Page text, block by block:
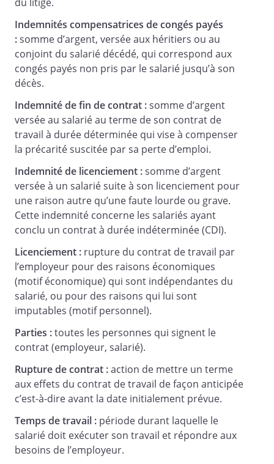
_________________________________
_________________________________
PJ Copie de l'acte de décès
Indemnités compensatrices de congés payés
:somme d’argent, versée aux héritiers ou au
conjoint du salarié décédé, qui correspond aux
congés payés non pris par le salarié jusqu’à son
décès.
Indemnité de fin de contrat :somme d’argent
versée au salarié au terme de son contrat de
travail à durée déterminée qui vise à compenser
la précarité suscitée par sa perte d’emploi.
Indemnité de licenciement :somme d’argent
versée à un salarié suite à son licenciement pour
une raison autre qu’une faute lourde ou grave.
Cette indemnité concerne les salariés ayant
conclu un contrat à durée indéterminée (CDI).
Licenciement : rupture du contrat de travail par
l’employeur pour des raisons économiques
(motif économique) qui sont indépendantes du
salarié, ou pour des raisons qui lui sont
imputables (motif personnel).
Parties :toutes les personnes qui signent le
contrat (employeur, salarié).
Rupture de contrat :action de mettre un terme
aux effets du contrat de travail de façon anticipée
c’est-à-dire avant la date initialement prévue.
Temps de travail : période durant laquelle le
salarié doit exécuter son travail et répondre aux
besoins de l’employeur.